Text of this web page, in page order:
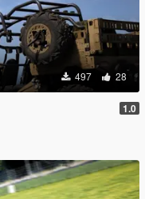
497 28
1.0